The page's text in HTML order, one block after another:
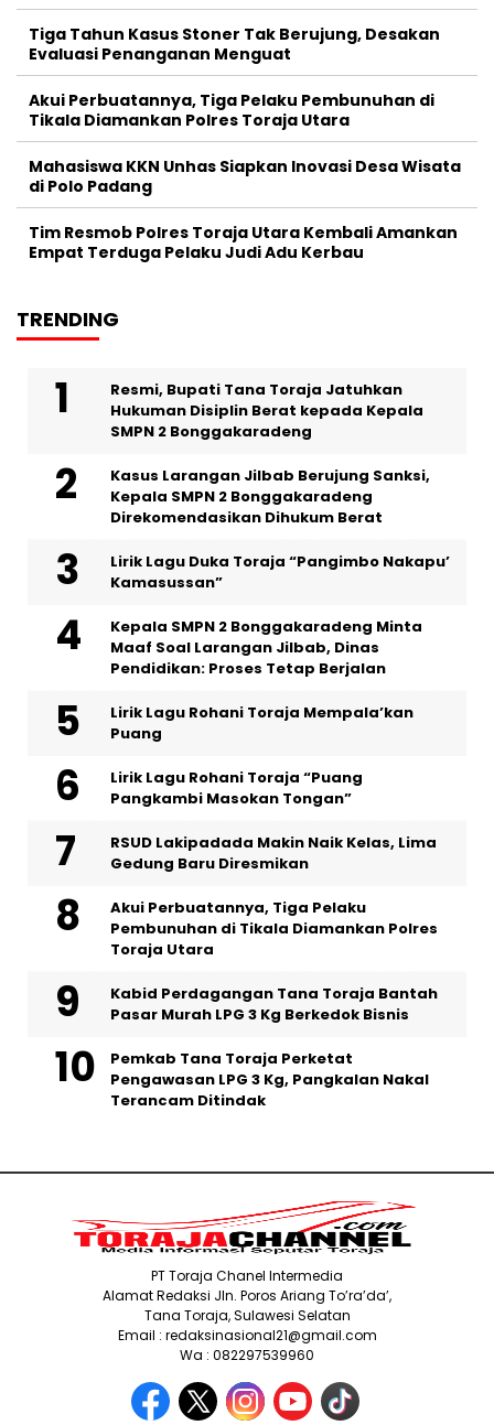
Tiga Tahun Kasus Stoner Tak Berujung, Desakan
Evaluasi Penanganan Menguat
Akui Perbuatannya, Tiga Pelaku Pembunuhan di
Tikala Diamankan Polres Toraja Utara
Mahasiswa KKN Unhas Siapkan Inovasi Desa Wisata
di Polo Padang
Tim Resmob Polres Toraja Utara Kembali Amankan
Empat Terduga Pelaku Judi Adu Kerbau
TRENDING
Resmi, Bupati Tana Toraja Jatuhkan
Hukuman Disiplin Berat kepada Kepala
SMPN 2 Bonggakaradeng
Kasus Larangan Jilbab Berujung Sanksi,
Kepala SMPN 2 Bonggakaradeng
Direkomendasikan Dihukum Berat
Lirik Lagu Duka Toraja “Pangimbo Nakapu’
Kamasussan”
Kepala SMPN 2 Bonggakaradeng Minta
Maaf Soal Larangan Jilbab, Dinas
Pendidikan: Proses Tetap Berjalan
Lirik Lagu Rohani Toraja Mempala’kan
Puang
Lirik Lagu Rohani Toraja “Puang
Pangkambi Masokan Tongan”
RSUD Lakipadada Makin Naik Kelas, Lima
Gedung Baru Diresmikan
Akui Perbuatannya, Tiga Pelaku
Pembunuhan di Tikala Diamankan Polres
Toraja Utara
Kabid Perdagangan Tana Toraja Bantah
Pasar Murah LPG 3 Kg Berkedok Bisnis
Pemkab Tana Toraja Perketat
Pengawasan LPG 3 Kg, Pangkalan Nakal
Terancam Ditindak
PT Toraja Chanel Intermedia
Alamat Redaksi Jln. Poros Ariang To’ra’da’,
Tana Toraja, Sulawesi Selatan
Email : redaksinasional21@gmail.com
Wa : 082297539960